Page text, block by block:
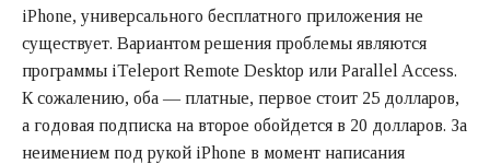
iPhone, универсального бесплатного приложения не
существует. Вариантом решения проблемы являются
программы iTeleport Remote Desktop или Parallel Access.
К сожалению, оба — платные, первое стоит 25 долларов,
а годовая подписка на второе обойдется в 20 долларов. За
неимением под рукой iPhone в момент написания